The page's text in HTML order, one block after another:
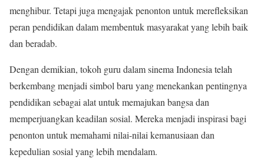
menghibur. Tetapi juga mengajak penonton untuk merefleksikan
peran pendidikan dalam membentuk masyarakat yang lebih baik
dan beradab.
Dengan demikian, tokoh guru dalam sinema Indonesia telah
berkembang menjadi simbol baru yang menekankan pentingnya
pendidikan sebagai alat untuk memajukan bangsa dan
memperjuangkan keadilan sosial. Mereka menjadi inspirasi bagi
penonton untuk memahami nilai-nilai kemanusiaan dan
kepedulian sosial yang lebih mendalam.